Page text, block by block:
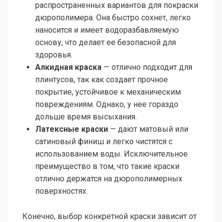
распространенных вариантов для покраски
дюрополимера. Она быстро сохнет, легко
наносится и имеет водоразбавляемую
основу, что делает ее безопасной для
здоровья.
Алкидная краска — отлично подходит для
плинтусов, так как создает прочное
покрытие, устойчивое к механическим
повреждениям. Однако, у нее гораздо
дольше время высыхания.
Латексные краски — дают матовый или
сатиновый финиш и легко чистятся с
использованием воды. Исключительное
преимущество в том, что такие краски
отлично держатся на дюрополимерных
поверхностях.
Конечно, выбор конкретной краски зависит от